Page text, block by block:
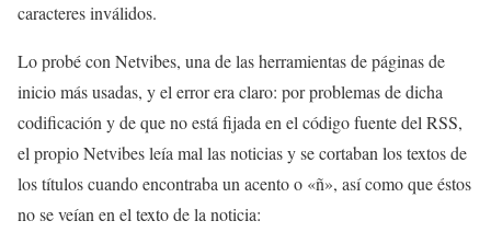
caracteres inválidos.
Lo probé con Netvibes, una de las herramientas de páginas de
inicio más usadas, y el error era claro: por problemas de dicha
codificación y de que no está fijada en el código fuente del RSS,
el propio Netvibes leía mal las noticias y se cortaban los textos de
los títulos cuando encontraba un acento o «ñ», así como que éstos
no se veían en el texto de la noticia: